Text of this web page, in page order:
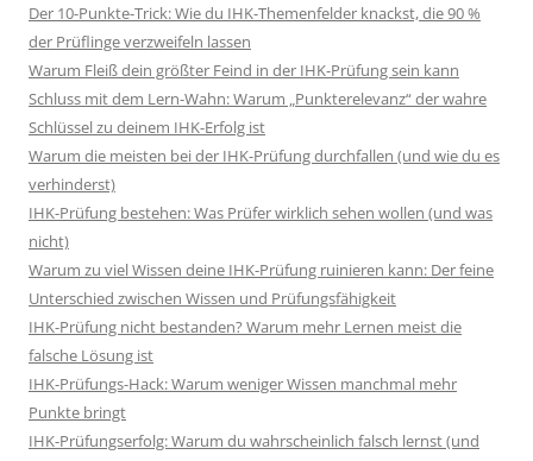
Der 10-Punkte-Trick: Wie du IHK-Themenfelder knackst, die 90 %
der Prüflinge verzweifeln lassen
Warum Fleiß dein größter Feind in der IHK-Prüfung sein kann
Schluss mit dem Lern-Wahn: Warum „Punkterelevanz“ der wahre
Schlüssel zu deinem IHK-Erfolg ist
Warum die meisten bei der IHK-Prüfung durchfallen (und wie du es
verhinderst)
IHK-Prüfung bestehen: Was Prüfer wirklich sehen wollen (und was
nicht)
Warum zu viel Wissen deine IHK-Prüfung ruinieren kann: Der feine
Unterschied zwischen Wissen und Prüfungsfähigkeit
IHK-Prüfung nicht bestanden? Warum mehr Lernen meist die
falsche Lösung ist
IHK-Prüfungs-Hack: Warum weniger Wissen manchmal mehr
Punkte bringt
IHK-Prüfungserfolg: Warum du wahrscheinlich falsch lernst (und